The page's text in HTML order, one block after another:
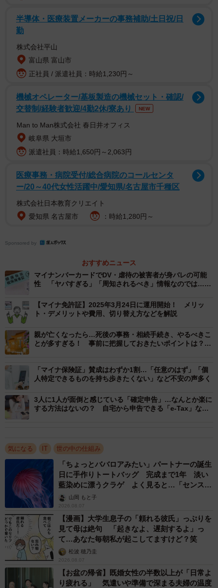
2026年8月から健康保険証が使えなくなることを知っているか（出典：
脱・税理士スガワラくん 調べ）
まず、「2026年8月から健康保険証が使えなくなることを
知っていますか」と聞いたところ、「知っていて内容も理
解している」（38.7％）と「知っているが詳しくは知らな
い」（24.0％）をあわせて6割を超えた一方、4人に1人が
今後、医療機関で受診する際に利用するものはどちらか（出典：脱・税
理士スガワラくん 調べ）
また、「今後、医療機関で受診する際に利用するもの」に
た。
4/6
半導体・医療装置メーカーの事務補助/土日祝/日
勤
株式会社平山
富山県 富山市
正社員 / 派遣社員：時給1,230円～
機械オペレーター/基板製造の機械セット・確認/
交替制/経験者歓迎/4勤2休/寮あり
NEW
Man to Man株式会社 春日井オフィス
岐阜県 大垣市
派遣社員：時給1,650円～2,063円
医療事務・病院受付/総合病院のコールセンタ
ー/20～40代女性活躍中/愛知県/名古屋市千種区
株式会社日本教育クリエイト
愛知県 名古屋市
：時給1,280円～
Sponsored by
おすすめニュース
マイナンバーカードでDV・虐待の被害者が身バレの可能
性 「ヤバすぎる」「周知されるべき」情報なのでは…厚
【マイナ免許証】2025年3月24日に運用開始！ メリッ
ト・デメリットや費用、切り替え方などを解説
親が亡くなったら…死後の事務・相続手続き、やるべきこ
とが多すぎる！ 事前に把握しておきたいポイントは？
「マイナ保険証」賛成はわずか1割…「任意のはず」「個
人特定できるものを持ち歩きたくない」など不安の声多く
3人に1人が面倒と感じている「確定申告」…なんとか楽に
する方法はないの？ 自宅から申告できる「e-Tax」など
気になる IT 世の中の仕組み
「ちょっとババロアみたい」パートナーの誕生
日に手作りトートバッグ 完成まで1年 淡い
藍染めに漂うクラゲ よく見ると…「センスす
ごい」山岡 もと子
2026.08.07
【漫画】大学生息子の「頼れる彼氏」っぷりを
見て母は絶句 「起きなよ、遅刻するよ」っ
て…あなた毎朝私が起こしてますけど？笑
松波 穂乃圭
2026.08.07
【お盆の帰省】既婚女性の半数以上が「日常よ
り疲れる」 気遣いや準備で深まる夫婦の温度